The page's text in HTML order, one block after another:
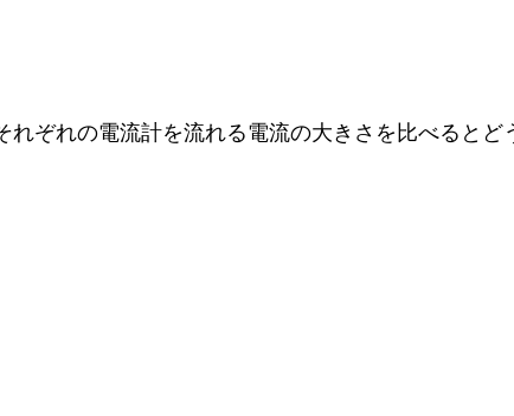
ぞれの電流計を流れる電流の大きさを比べると